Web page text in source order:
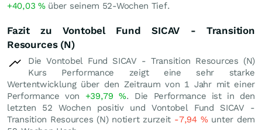
+40,03 %über seinem 52-Wochen Tief.
Fazit zu Vontobel Fund SICAV - Transition
Resources (N)
Die Vontobel Fund SICAV - Transition Resources (N)
Kurs Performance zeigt eine sehr starke
Wertentwicklung über den Zeitraum von 1 Jahr mit einer
Performance von +39,79%. Die Performance ist in den
letzten 52 Wochen positiv und Vontobel Fund SICAV -
Transition Resources (N) notiert zurzeit -7,94 %unter dem